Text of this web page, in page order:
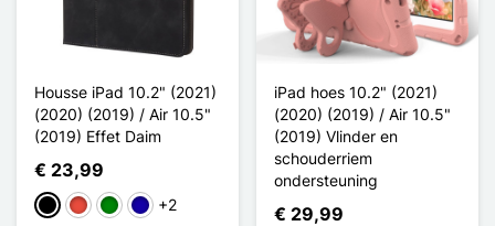
Housse iPad 10.2" (2021)
(2020) (2019) / Air 10.5"
(2019) Effet Daim
€ 23,99
ZwartRoodGroenDonkerblauw
+2
iPad hoes 10.2" (2021)
(2020) (2019) / Air 10.5"
(2019) Vlinder en
schouderriem
ondersteuning
€ 29,99